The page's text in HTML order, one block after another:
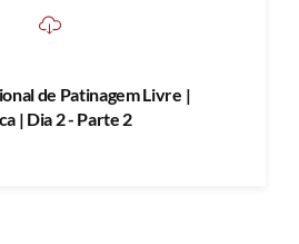
de Patinagem Livre |
| Dia 2 - Parte 2